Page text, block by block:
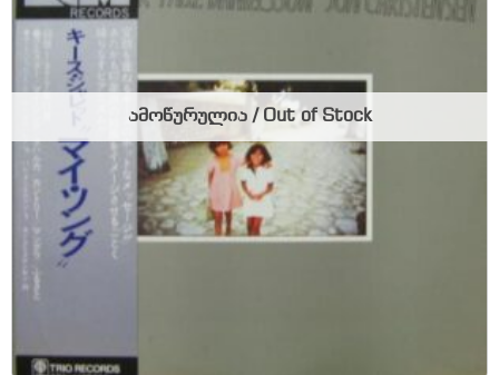
ამოწურულია / Out of Stock